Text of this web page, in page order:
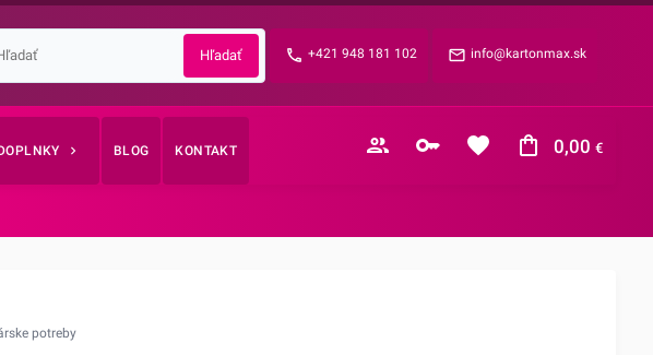
info@kartonmax.sk
+421 948 181 102
BLOG KONTAKT 0,00€
Zabudnuté heslo?
potreby